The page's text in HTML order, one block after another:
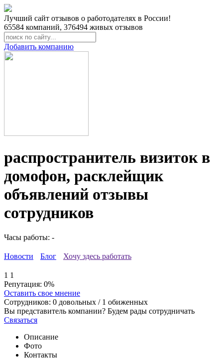
Лучший сайт отзывов о работодателях в России!
65584 компаний, 376494 живых отзывов
Добавить компанию
распространитель визиток в
домофон, расклейщик
объявлений отзывы
сотрудников
Часы работы: -
Новости Блог Хочу здесь работать
1 1
Репутация: 0%
Оставить свое мнение
Сотрудников: 0 довольных / 1 обиженных
Вы представитель компании? Будем рады сотрудничать
Связаться
Описание
Фото
Контакты